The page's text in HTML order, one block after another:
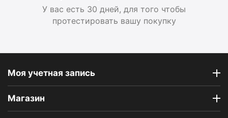
У вас есть 30 дней, для того чтобы
протестировать вашу покупку
Моя учетная запись
Магазин